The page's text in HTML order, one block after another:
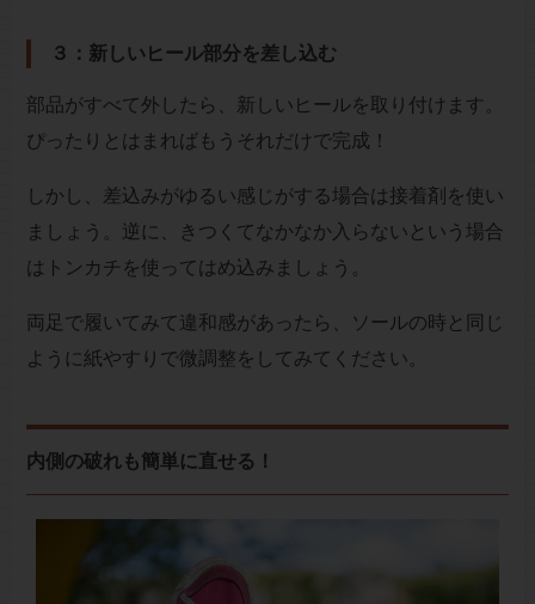
３：新しいヒール部分を差し込む
部品がすべて外したら、新しいヒールを取り付けます。
ぴったりとはまればもうそれだけで完成！
しかし、差込みがゆるい感じがする場合は接着剤を使い
ましょう。逆に、きつくてなかなか入らないという場合
はトンカチを使ってはめ込みましょう。
両足で履いてみて違和感があったら、ソールの時と同じ
ように紙やすりで微調整をしてみてください。
内側の破れも簡単に直せる！